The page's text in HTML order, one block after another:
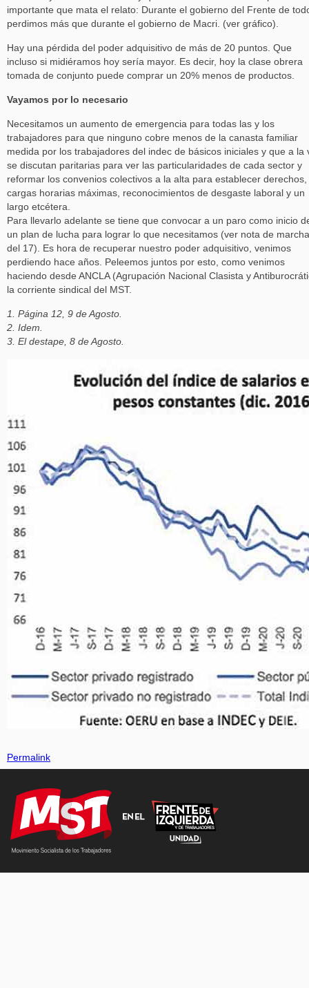
importante que mata el relato: Durante el gobierno del Frente de
perdimos más que durante el gobierno de Macri. (ver gráfico).
Hay una pérdida del poder adquisitivo de más de 20 puntos. Que
incluso si midiéramos hoy sería mayor. Es decir, hoy la clase obrera
tomada de conjunto puede comprar un 20% menos de productos.
Vayamos por lo necesario
Necesitamos un aumento de emergencia para todas las y los
trabajadores para que ninguno cobre menos de la canasta familiar
medida por los trabajadores del indec de básicos iniciales y que a la
se discutan paritarias para ver las particularidades de cada sector y
reformar los convenios colectivos a la alta para establecer derechos,
cargas horarias máximas, reconocimientos de desgaste laboral y un
largo etcétera.
Para llevarlo adelante se tiene que convocar a un paro como inicio
un plan de lucha para lograr lo que necesitamos (ver nota de marcha
del 17). Es hora de recuperar nuestro poder adquisitivo, venimos
perdiendo hace años. Peleemos juntos por esto, como venimos
haciendo desde ANCLA (Agrupación Nacional Clasista y
la corriente sindical del MST.
1. Página 12, 9 de Agosto.
2. Idem.
3. El destape, 8 de Agosto.
Permalink